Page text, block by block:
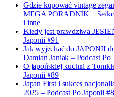
Gdzie kupować vintage
MEGA PORADNIK –
i inne
Kiedy jest prawdziwa
Japonii #91
Jak wyjechać do JAPONII
Damian Janiak – Podcast Po
O japońskiej kuchni z
Japonii #89
Japan First i sukces
2025 – Podcast Po Japonii